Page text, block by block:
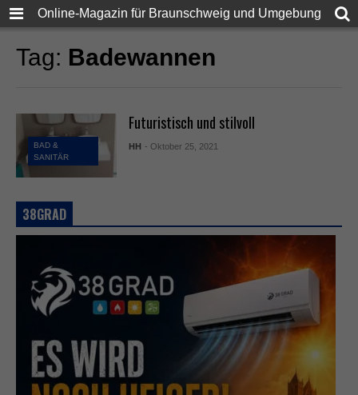
Online-Magazin für Braunschweig und Umgebung
Tag: Badewannen
BAD &
SANITÄR
Futuristisch und stilvoll
HH - Oktober 25, 2021
38GRAD